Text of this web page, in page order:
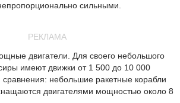
сильными.
РЕКЛАМА
двигатели. Для своего небольшого
имеют движки от 1 500 до 10 000
небольшие ракетные корабли
двигателями мощностью около 8